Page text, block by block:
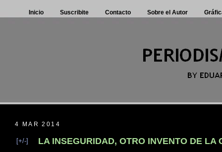
Inicio Suscribite Contacto Sobre el Autor
4 MAR 2014
[+/-] LA INSEGURIDAD, OTRO INVENTO DE LA